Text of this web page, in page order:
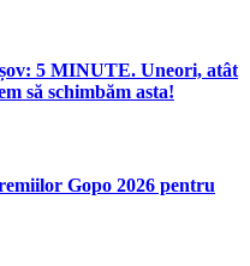
5 MINUTE. Uneori, atât
să schimbăm asta!
Gopo 2026 pentru